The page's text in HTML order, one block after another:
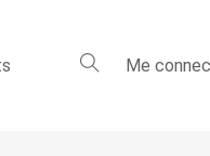
Me